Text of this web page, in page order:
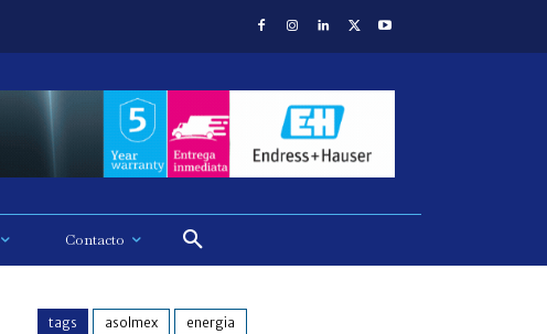
Contacto
tags asolmex
energia